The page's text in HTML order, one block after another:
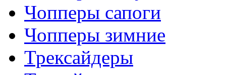
Чопперы сапоги
Чопперы зимние
Трексайдеры